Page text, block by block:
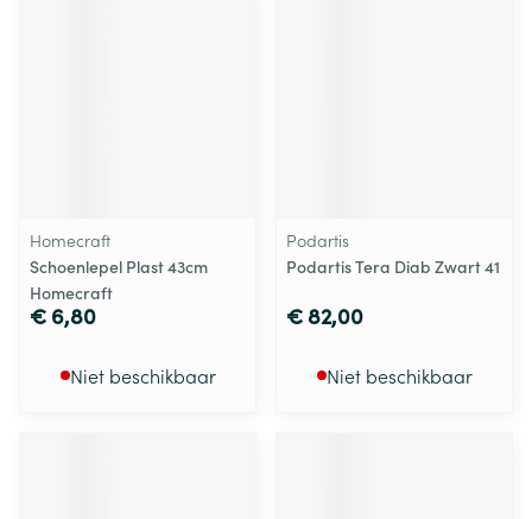
Homecraft
Schoenlepel Plast 43cm
Homecraft
€ 6,80
Niet beschikbaar
Podartis
Podartis Tera Diab Zwart 41
€ 82,00
Niet beschikbaar